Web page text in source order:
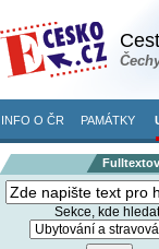
INFO O ČR PAMÁTKY
Sekce, kde